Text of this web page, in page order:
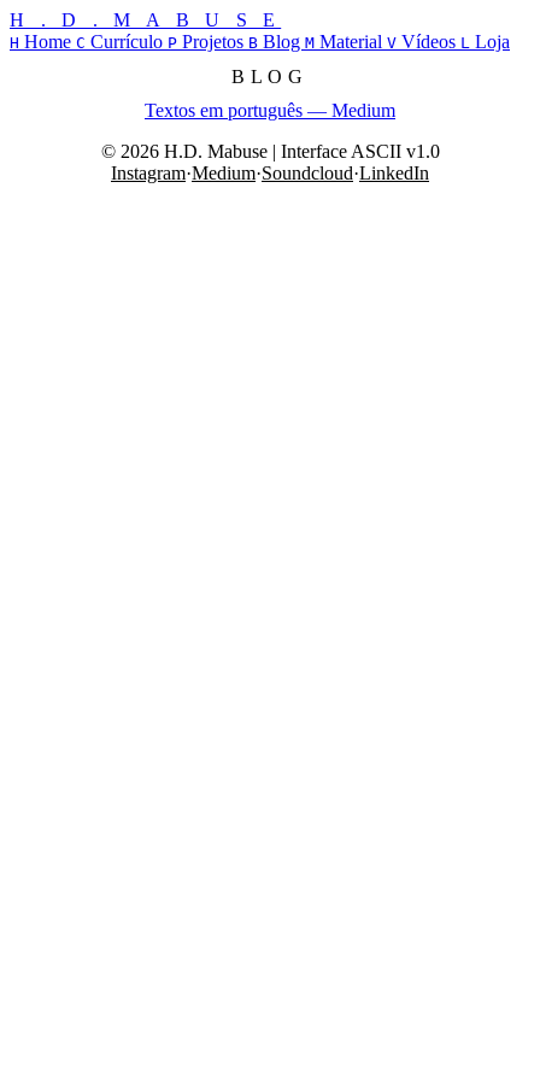
H . D . M A B U S E
H Home C Currículo P Projetos B Blog M Material V Vídeos L Loja
BLOG
Textos em português — Medium
© 2026 H.D. Mabuse | Interface ASCII v1.0
Instagram·Medium·Soundcloud·LinkedIn